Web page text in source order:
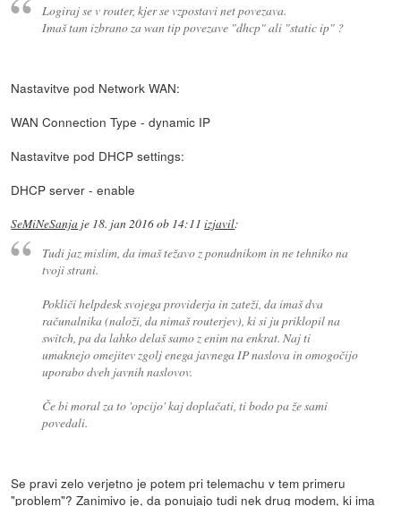
Logiraj se v router, kjer se vzpostavi net povezava.
Imaš tam izbrano za wan tip povezave "dhcp" ali "static ip" ?
Nastavitve pod Network WAN:
WAN Connection Type - dynamic IP
Nastavitve pod DHCP settings:
DHCP server - enable
SeMiNeSanja je 18. jan 2016 ob 14:11 izjavil:
Tudi jaz mislim, da imaš težavo z ponudnikom in ne tehniko na
tvoji strani.
Pokliči helpdesk svojega providerja in zateži, da imaš dva
računalnika (naloži, da nimaš routerjev), ki si ju priklopil na
switch, pa da lahko delaš samo z enim na enkrat. Naj ti
umaknejo omejitev zgolj enega javnega IP naslova in omogočijo
uporabo dveh javnih naslovov.
Če bi moral za to 'opcijo' kaj doplačati, ti bodo pa že sami
povedali.
Se pravi zelo verjetno je potem pri telemachu v tem primeru
"problem"? Zanimivo je, da ponujajo tudi nek drug modem, ki ima